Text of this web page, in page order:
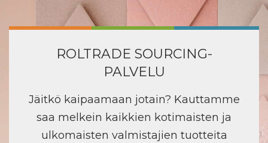
ROLTRADE SOURCING-
PALVELU
Jäitkö kaipaamaan jotain? Kauttamme
saa melkein kaikkien kotimaisten ja
ulkomaisten valmistajien tuotteita